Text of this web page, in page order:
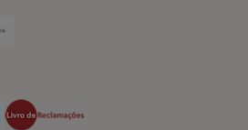
Method
Shipping Method
Security